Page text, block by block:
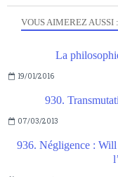
VOUS AIMEREZ AUSSI :
La
19/01/2016
930.
07/03/2013
936. Négligence :